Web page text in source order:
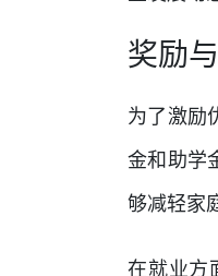
奖励
为了激励
金和助学
够减轻家
在就业方